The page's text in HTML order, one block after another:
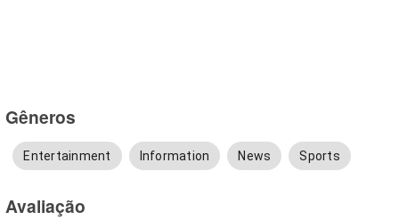
Gêneros
Entertainment Information News Sports
Avaliação